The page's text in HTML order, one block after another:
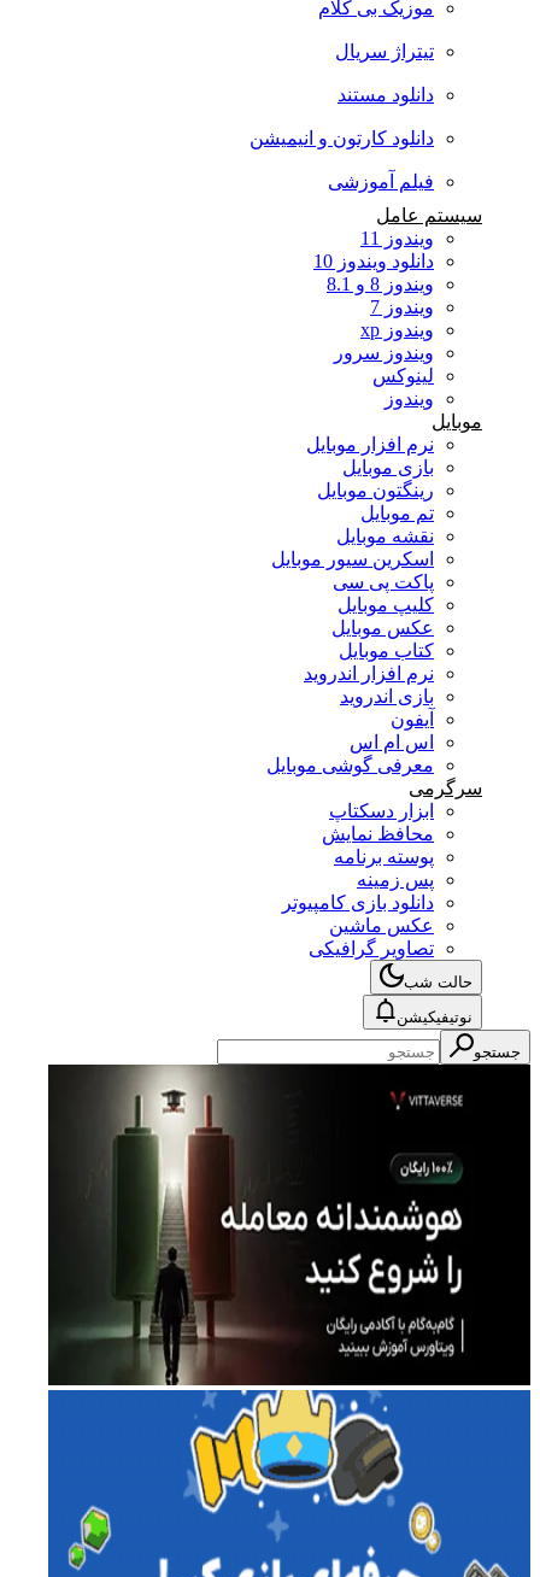
موزیک بی کلام
تیتراژ سریال
دانلود مستند
دانلود کارتون و انیمیشن
فیلم آموزشی
سیستم عامل
ویندوز 11
دانلود ویندوز 10
ویندوز 8 و 8.1
ویندوز 7
ویندوز xp
ویندوز سرور
لینوکس
ویندوز
موبایل
نرم افزار موبایل
بازی موبایل
رینگتون موبایل
تم موبایل
نقشه موبایل
اسکرین سیور موبایل
پاکت پی سی
کلیپ موبایل
عکس موبایل
کتاب موبایل
نرم افزار اندروید
بازی اندروید
آیفون
اس ام اس
معرفی گوشی موبایل
سرگرمی
ابزار دسکتاپ
محافظ نمایش
پوسته برنامه
پس زمینه
دانلود بازی کامپیوتر
عکس ماشین
تصاویر گرافیکی
حالت شب
نوتیفیکیشن
جستجو